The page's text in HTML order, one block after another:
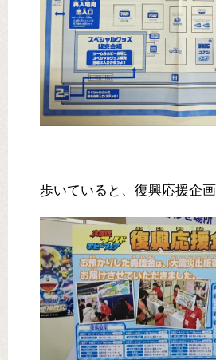
歩いていると、復興応援企画